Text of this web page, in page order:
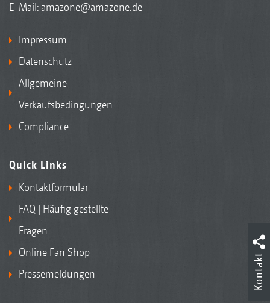
E-Mail: amazone@amazone.de
Impressum
Datenschutz
Allgemeine
Verkaufsbedingungen
Compliance
Quick Links
Kontaktformular
FAQ | Häufig gestellte
Fragen
Online Fan Shop
Pressemeldungen
Kontakt